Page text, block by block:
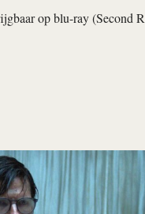
op blu-ray (Second